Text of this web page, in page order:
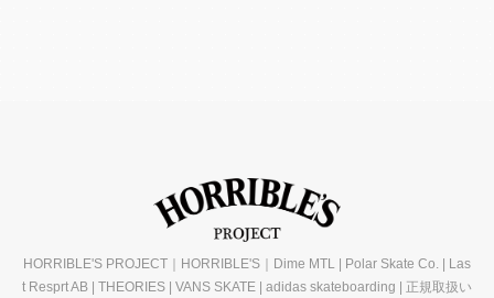
HORRIBLE'S PROJECT｜HORRIBLE'S｜Dime MTL | Polar Skate Co. | Las
t Resprt AB | THEORIES | VANS SKATE | adidas skateboarding | 正規取扱い